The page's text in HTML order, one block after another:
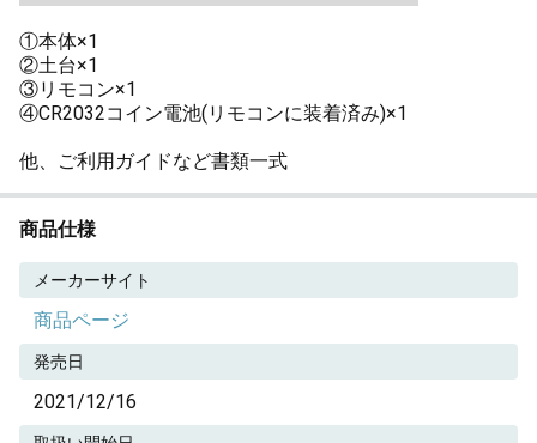
①本体×1
②土台×1
③リモコン×1
④CR2032コイン電池(リモコンに装着済み)×1
他、ご利用ガイドなど書類一式
商品仕様
メーカーサイト
商品ページ
発売日
2021/12/16